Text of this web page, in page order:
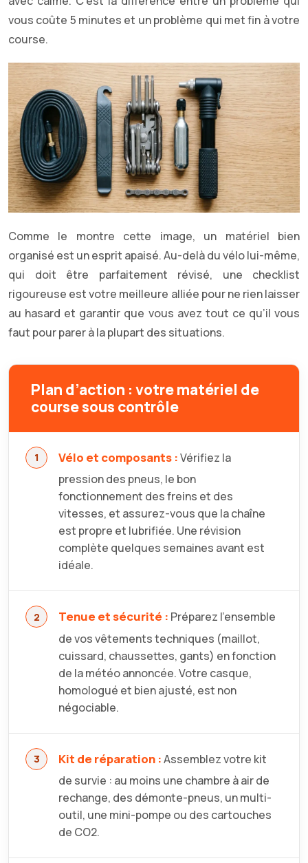
vous coûte 5 minutes et un problème qui met fin à votre
course.
Comme le montre cette image, un matériel bien
organisé est un esprit apaisé. Au-delà du vélo lui-même,
qui doit être parfaitement révisé, une checklist
rigoureuse est votre meilleure alliée pour ne rien laisser
au hasard et garantir que vous avez tout ce qu’il vous
faut pour parer à la plupart des situations.
Plan d’action : votre matériel de
course sous contrôle
Vélo et composants :Vérifiez la
pression des pneus, le bon
fonctionnement des freins et des
vitesses, et assurez-vous que la chaîne
est propre et lubrifiée. Une révision
complète quelques semaines avant est
idéale.
Tenue et sécurité : Préparez l’ensemble
de vos vêtements techniques (maillot,
cuissard, chaussettes, gants) en fonction
de la météo annoncée. Votre casque,
homologué et bien ajusté, est non
négociable.
Kit de réparation :Assemblez votre kit
de survie : au moins une chambre à air de
rechange, des démonte-pneus, un multi-
outil, une mini-pompe ou des cartouches
de CO2.